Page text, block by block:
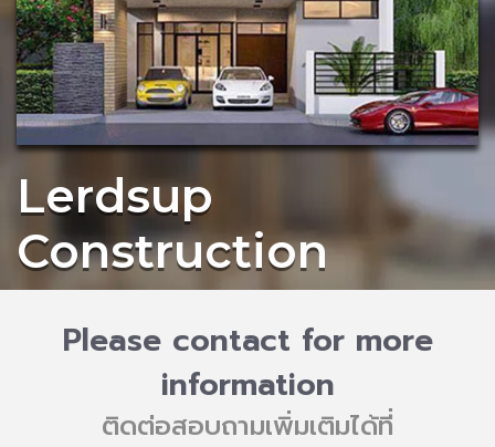
Lerdsup
Construction
Please contact for more
information
ติดต่อสอบถามเพิ่มเติมได้ที่